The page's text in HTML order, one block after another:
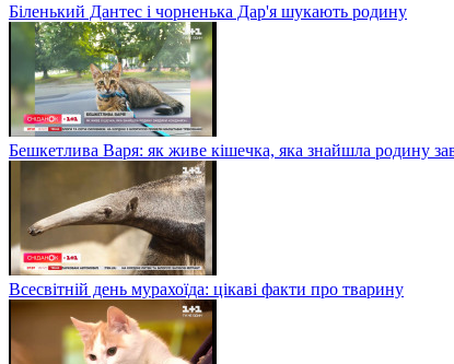
Біленький Дантес і чорненька Дар'я шукають родину
Бешкетлива Варя: як живе кішечка, яка знайшла родину
Всесвітній день мурахоїда: цікаві факти про тварину